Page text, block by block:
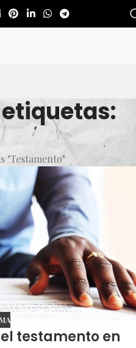
"Testamento"
testamento en